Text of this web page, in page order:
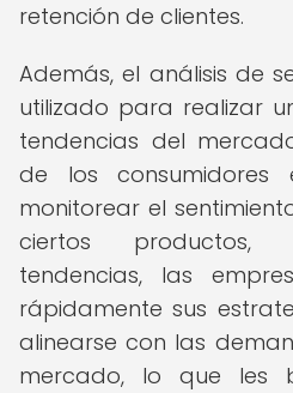
retención de clientes.
Además, el análisis de
utilizado para realizar
tendencias del
de los
monitorear el
ciertos productos,
tendencias, las
rápidamente sus
alinearse con las
mercado, lo que les